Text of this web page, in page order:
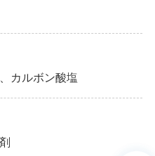
カルボン酸塩